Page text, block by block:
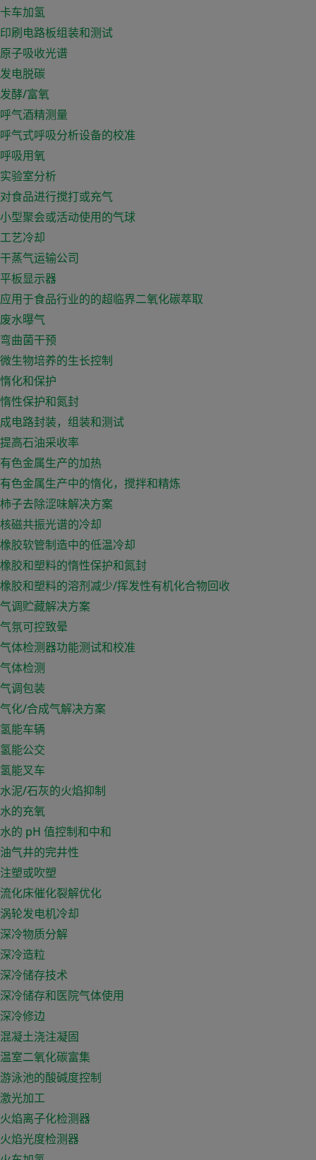
卡车加氢
印刷电路板组装和测试
原子吸收光谱
发电脱碳
发酵/富氧
呼气酒精测量
呼气式呼吸分析设备的校准
呼吸用氧
实验室分析
对食品进行搅打或充气
小型聚会或活动使用的气球
工艺冷却
干蒸气运输公司
平板显示器
应用于食品行业的的超临界二氧化碳萃取
废水曝气
弯曲菌干预
微生物培养的生长控制
惰化和保护
惰性保护和氮封
成电路封装，组装和测试
提高石油采收率
有色金属生产的加热
有色金属生产中的惰化，搅拌和精炼
柿子去除涩味解决方案
核磁共振光谱的冷却
橡胶软管制造中的低温冷却
橡胶和塑料的惰性保护和氮封
橡胶和塑料的溶剂减少/挥发性有机化合物回收
气调贮藏解决方案
气氛可控致晕
气体检测器功能测试和校准
气体检测
气调包装
气化/合成气解决方案
氢能车辆
氢能公交
氢能叉车
水泥/石灰的火焰抑制
水的充氧
水的 pH 值控制和中和
油气井的完井性
注塑或吹塑
流化床催化裂解优化
涡轮发电机冷却
深冷物质分解
深冷造粒
深冷储存技术
深冷储存和医院气体使用
深冷修边
混凝土浇注凝固
温室二氧化碳富集
游泳池的酸碱度控制
激光加工
火焰离子化检测器
火焰光度检测器